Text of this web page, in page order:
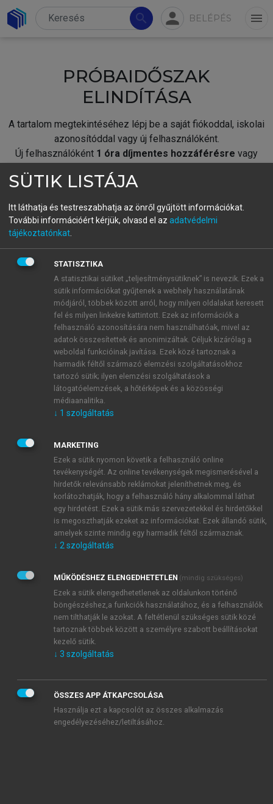
search person BELÉPÉS menu
PRÓBAIDŐSZAK
ELINDÍTÁSA
A tartalom megtekintéséhez lépj be a saját fiókoddal, iskolai
azonosítóddal vagy új felhasználóként.
Új felhasználóként 1 óra díjmentes hozzáférésre vagy
fiókoddal,vagy hozz létre új fiókot.
A regisztráció után apróbaidőszakautomatikusan
BELÉPÉS SAJÁT FIÓKKAL
ÚJ FIÓK LÉTREHOZÁSA
1 óra díjmentes hozzáférés
E-MAIL-CÍM
JELSZÓ
JELSZÓ ÚJRA
Kérek értesítést a MeRSZ újdonságairól, akcióiról.
Kérek értesítést az Akadémiai Kiadó Zrt. újdonságairól,
Adatkezelési tájékoztatóbanfoglaltakat tudomásul
veszem és elfogadom.
Általános vásárlási feltételeket, valamint a szotar.netés a
mersz.huoldalak licencszerződéseiben foglaltakat
tudomásul veszem és elfogadom.
KIPRÓBÁLOM
SÜTIK LISTÁJA
Itt láthatja és testreszabhatja az önről gyűjtött információkat.
További információért kérjük, olvasd el az adatvédelmi
tájékoztatónkat
STATISZTIKA
A statisztikai sütiket „teljesítménysütiknek” is nevezik. Ezek a
sütik információkat gyűjtenek a webhely használatának
módjáról, többek között arról, hogy milyen oldalakat keresett
fel és milyen linkekre kattintott. Ezek az információk a
felhasználó azonosítására nem használhatóak, mivel az
adatok összesítettek és anonimizáltak. Céljuk kizárólag a
weboldal funkcióinak javítása. Ezek közé tartoznak a
harmadik féltől származó elemzési szolgáltatásokhoz
tartozó sütik; ilyen elemzési szolgáltatások a
látogatóelemzések, a hőtérképek és a közösségi
médiaanalitika.
↓ 1 szolgáltatás
MARKETING
Ezek a sütik nyomon követik a felhasználó online
tevékenységét. Az online tevékenységek megismerésével a
hirdetők relevánsabb reklámokat jeleníthetnek meg, és
korlátozhatják, hogy a felhasználó hány alkalommal láthat
egy hirdetést. Ezek a sütik más szervezetekkel és hirdetőkkel
is megoszthatják ezeket az információkat. Ezek állandó sütik,
amelyek szinte mindig egy harmadik féltől származnak.
↓ 2 szolgáltatás
MŰKÖDÉSHEZ ELENGEDHETETLEN (mindig szükséges)
Ezek a sütik elengedhetetlenek az oldalunkon történő
böngészéshez,a funkciók használatához, és a felhasználók
nem tilthatják le azokat. A feltétlenül szükséges sütik közé
tartoznak többek között a személyre szabott beállításokat
kezelő sütik.
↓ 3 szolgáltatás
ÖSSZES APP ÁTKAPCSOLÁSA
Használja ezt a kapcsolót az összes alkalmazás
engedélyezéséhez/letiltásához.